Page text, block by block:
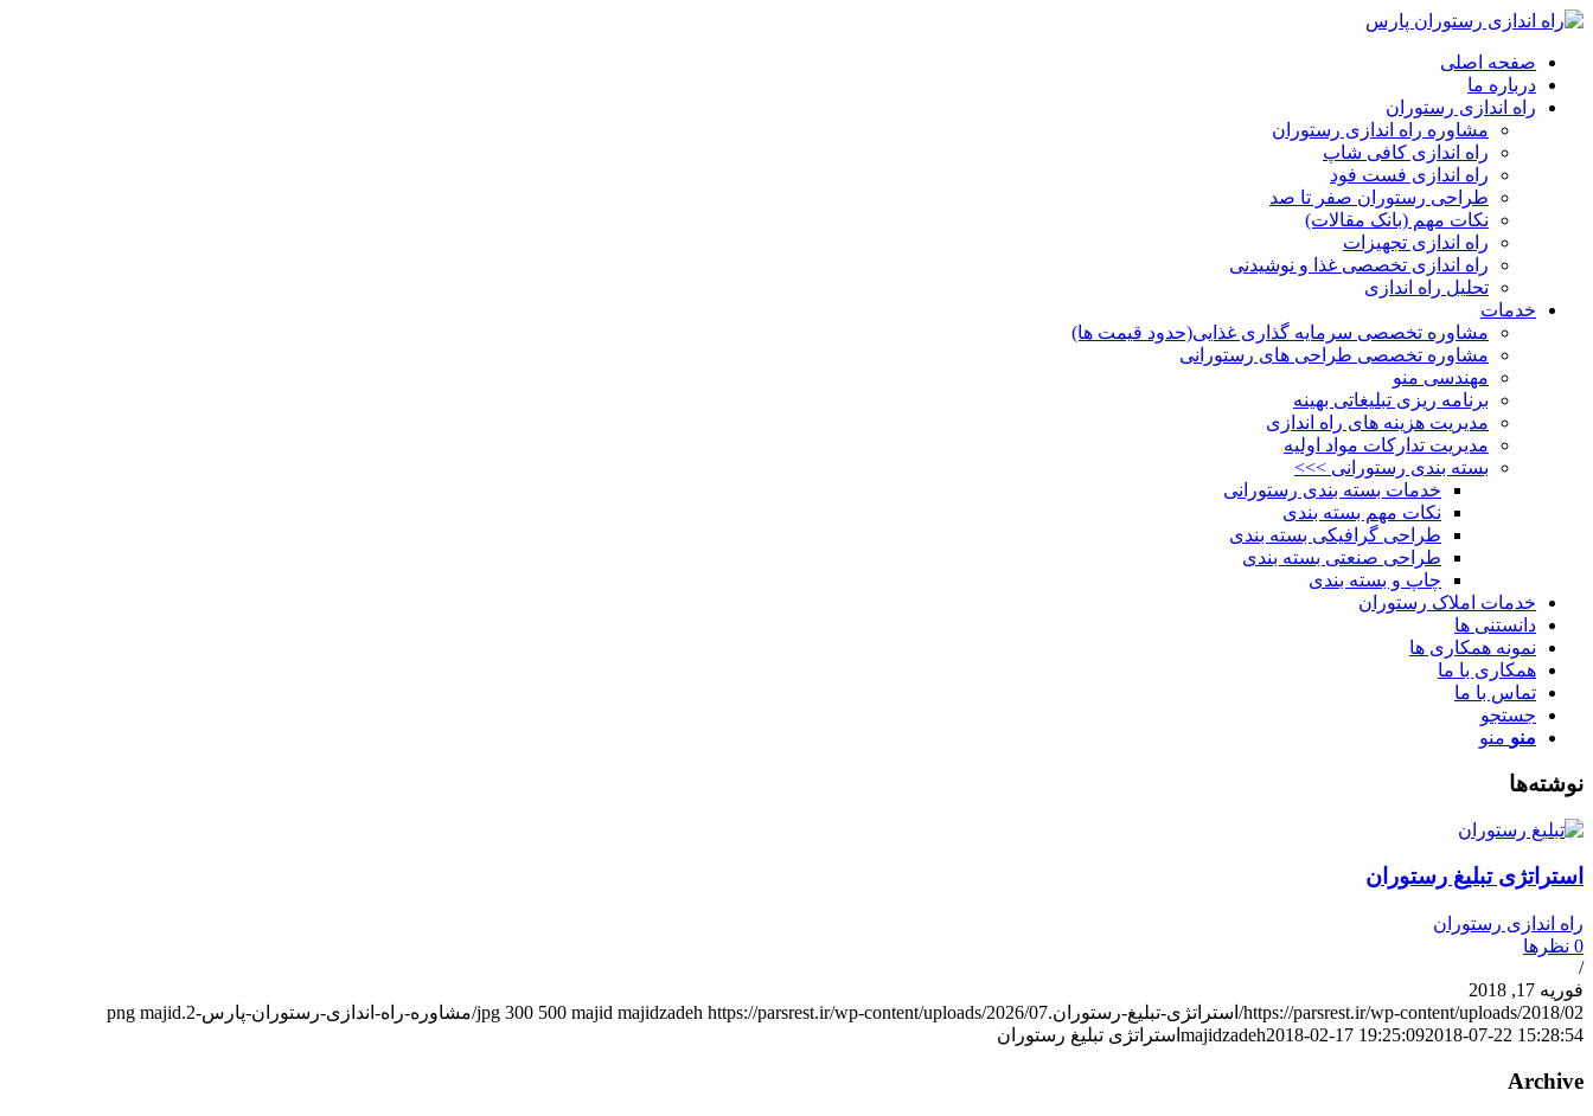
صفحه اصلی
درباره ما
راه اندازی رستوران
مشاوره راه اندازی رستوران
راه اندازی کافی شاپ
راه اندازی فست فود
طراحی رستوران صفر تا صد
نکات مهم (بانک مقالات)
راه اندازی تجهیزات
راه اندازی تخصصی غذا و نوشیدنی
تحلیل راه اندازی
خدمات
مشاوره تخصصی سرمایه گذاری غذایی(حدود قیمت ها)
مشاوره تخصصی طراحی های رستورانی
مهندسی منو
برنامه ریزی تبلیغاتی بهینه
مدیریت هزینه های راه اندازی
مدیریت تدارکات مواد اولیه
بسته بندی رستورانی >>>
خدمات بسته بندی رستورانی
نکات مهم بسته بندی
طراحی گرافیکی بسته بندی
طراحی صنعتی بسته بندی
چاپ و بسته بندی
خدمات املاک رستوران
دانستنی ها
نمونه همکاری ها
همکاری با ما
تماس با ما
جستجو
منو منو
نوشته‌ها
استراتژی تبلیغ رستوران
راه اندازی رستوران
0 نظرها
/
فوریه 17, 2018
https://parsrest.ir/wp-content/uploads/2018/02/استراتژی-تبلیغ-رستوران.jpg
300 500 majid majidzadeh https://parsrest.ir/wp-content/uploads/2026/07/مشاوره-راه-اندازی-رستوران-پارس-2.png
majid
majidzadeh2018-02-17 19:25:092018-07-22 15:28:54 استراتژی تبلیغ رستوران
Archive